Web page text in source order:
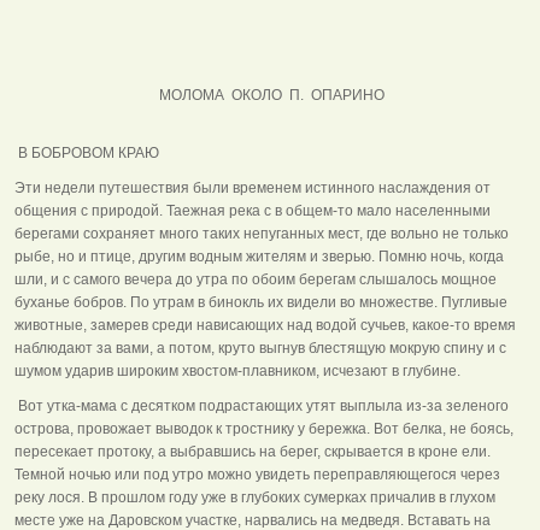
МОЛОМА ОКОЛО П. ОПАРИНО
В БОБРОВОМ КРАЮ
Эти недели путешествия были временем истинного наслаждения от
общения с природой. Таежная река с в общем-то мало населенными
берегами сохраняет много таких непуганных мест, где вольно не только
рыбе, но и птице, другим водным жителям и зверью. Помню ночь, когда
шли, и с самого вечера до утра по обоим берегам слышалось мощное
буханье бобров. По утрам в бинокль их видели во множестве. Пугливые
животные, замерев среди нависающих над водой сучьев, какое-то время
наблюдают за вами, а потом, круто выгнув блестящую мокрую спину и с
шумом ударив широким хвостом-плавником, исчезают в глубине.
Вот утка-мама с десятком подрастающих утят выплыла из-за зеленого
острова, провожает выводок к тростнику у бережка. Вот белка, не боясь,
пересекает протоку, а выбравшись на берег, скрывается в кроне ели.
Темной ночью или под утро можно увидеть переправляющегося через
реку лося. В прошлом году уже в глубоких сумерках причалив в глухом
месте уже на Даровском участке, нарвались на медведя. Вставать на